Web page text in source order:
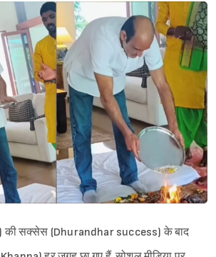
की सक्सेस (Dhurandhar success) के बाद